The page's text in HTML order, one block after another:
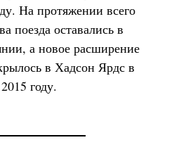
На протяжении всего
поезда оставались в
а новое расширение
в Хадсон Ярдс в
2015 году.